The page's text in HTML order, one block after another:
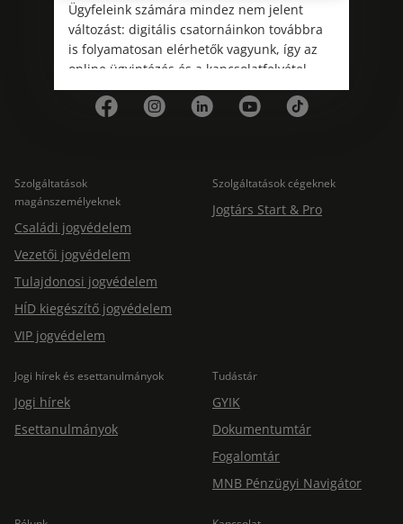
Kövess minket!
Szolgáltatások
magánszemélyeknek
Családi jogvédelem
Vezetői jogvédelem
Tulajdonosi jogvédelem
HÍD kiegészítő jogvédelem
VIP jogvédelem
Szolgáltatások cégeknek
Jogtárs Start & Pro
Jogi hírek és esettanulmányok
Jogi hírek
Esettanulmányok
Tudástár
GYIK
Dokumentumtár
Fogalomtár
MNB Pénzügyi Navigátor
Ügyfeleink számára mindez nem jelent
változást: digitális csatornáinkon továbbra
is folyamatosan elérhetők vagyunk, így az
online ügyintézés és a kapcsolatfelvétel
változatlanul biztosított.